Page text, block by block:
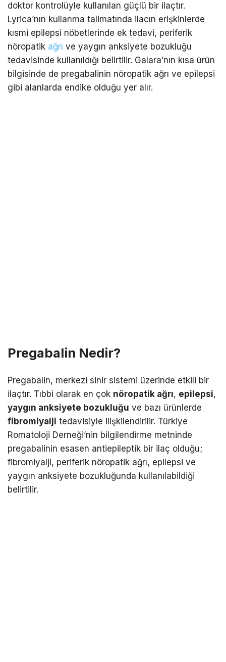
doktor kontrolüyle kullanılan güçlü bir ilaçtır.
Lyrica’nın kullanma talimatında ilacın erişkinlerde
kısmi epilepsi nöbetlerinde ek tedavi, periferik
nöropatik ağrı ve yaygın anksiyete bozukluğu
tedavisinde kullanıldığı belirtilir. Galara’nın kısa ürün
bilgisinde de pregabalinin nöropatik ağrı ve epilepsi
gibi alanlarda endike olduğu yer alır.
Pregabalin Nedir?
Pregabalin, merkezi sinir sistemi üzerinde etkili bir
ilaçtır. Tıbbi olarak en çok nöropatik ağrı, epilepsi,
yaygın anksiyete bozukluğu ve bazı ürünlerde
fibromiyalji tedavisiyle ilişkilendirilir. Türkiye
Romatoloji Derneği’nin bilgilendirme metninde
pregabalinin esasen antiepileptik bir ilaç olduğu;
fibromiyalji, periferik nöropatik ağrı, epilepsi ve
yaygın anksiyete bozukluğunda kullanılabildiği
belirtilir.